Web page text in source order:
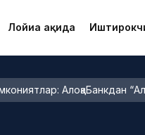
Лойиҳа ҳақида
АлоқаБанкдан